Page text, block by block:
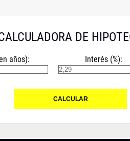
DE
años): Interés (%):